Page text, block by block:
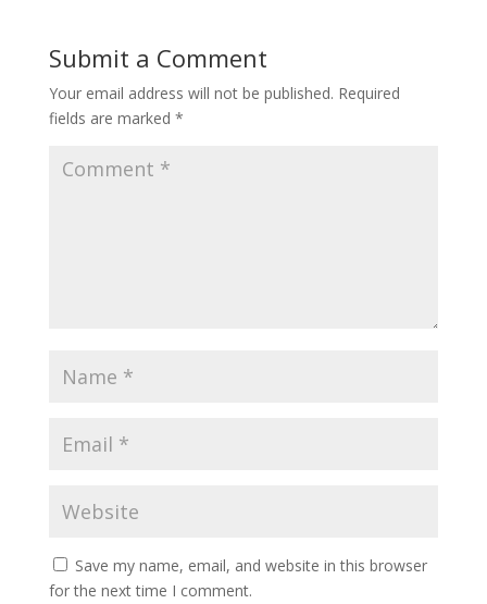
Submit a Comment
Your email address will not be published. Required
fields are marked *
Save my name, email, and website in this browser
for the next time I comment.